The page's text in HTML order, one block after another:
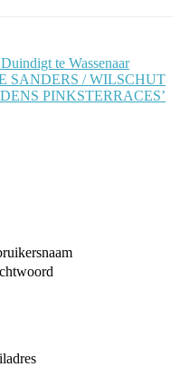
te Wassenaar
SANDERS / WILSCHUT
PINKSTERRACES’